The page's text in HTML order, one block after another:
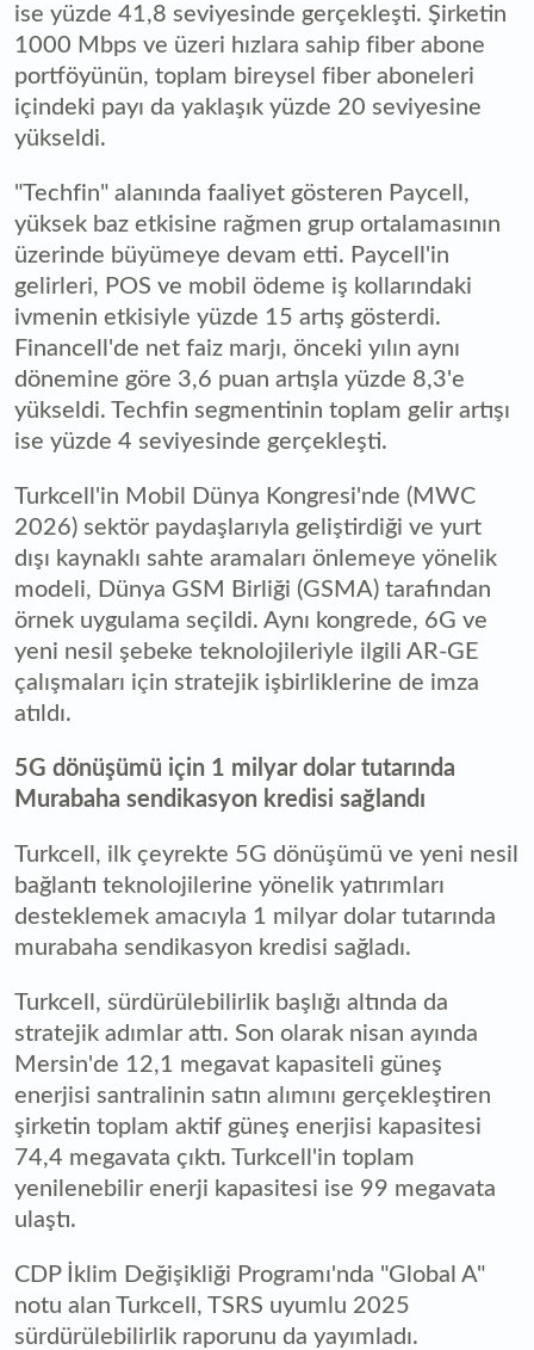
ise yüzde 41,8 seviyesinde gerçekleşti. Şirketin
1000 Mbps ve üzeri hızlara sahip fiber abone
portföyünün, toplam bireysel fiber aboneleri
içindeki payı da yaklaşık yüzde 20 seviyesine
yükseldi.
"Techfin" alanında faaliyet gösteren Paycell,
yüksek baz etkisine rağmen grup ortalamasının
üzerinde büyümeye devam etti. Paycell'in
gelirleri, POS ve mobil ödeme iş kollarındaki
ivmenin etkisiyle yüzde 15 artış gösterdi.
Financell'de net faiz marjı, önceki yılın aynı
dönemine göre 3,6 puan artışla yüzde 8,3'e
yükseldi. Techfin segmentinin toplam gelir artışı
ise yüzde 4 seviyesinde gerçekleşti.
Turkcell'in Mobil Dünya Kongresi'nde (MWC
2026) sektör paydaşlarıyla geliştirdiği ve yurt
dışı kaynaklı sahte aramaları önlemeye yönelik
modeli, Dünya GSM Birliği (GSMA) tarafından
örnek uygulama seçildi. Aynı kongrede, 6G ve
yeni nesil şebeke teknolojileriyle ilgili AR-GE
çalışmaları için stratejik işbirliklerine de imza
atıldı.
5G dönüşümü için 1 milyar dolar tutarında
Murabaha sendikasyon kredisi sağlandı
Turkcell, ilk çeyrekte 5G dönüşümü ve yeni nesil
bağlantı teknolojilerine yönelik yatırımları
desteklemek amacıyla 1 milyar dolar tutarında
murabaha sendikasyon kredisi sağladı.
Turkcell, sürdürülebilirlik başlığı altında da
stratejik adımlar attı. Son olarak nisan ayında
Mersin'de 12,1 megavat kapasiteli güneş
enerjisi santralinin satın alımını gerçekleştiren
şirketin toplam aktif güneş enerjisi kapasitesi
74,4 megavata çıktı. Turkcell'in toplam
yenilenebilir enerji kapasitesi ise 99 megavata
ulaştı.
CDP İklim Değişikliği Programı'nda "Global A"
notu alan Turkcell, TSRS uyumlu 2025
sürdürülebilirlik raporunu da yayımladı.